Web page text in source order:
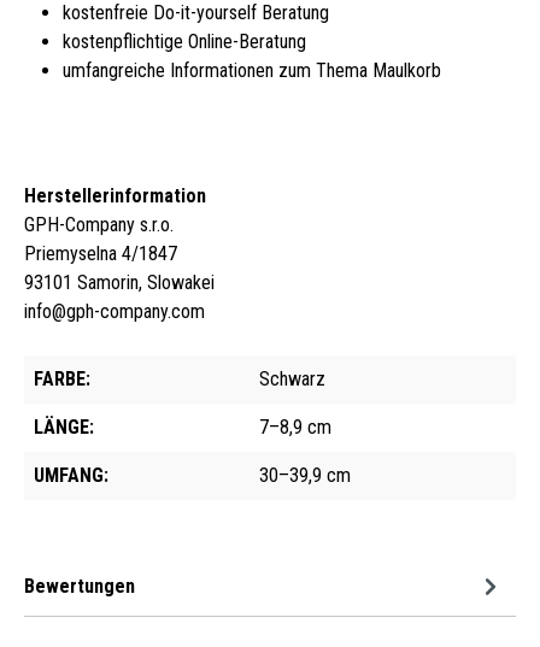
kostenfreie Do-it-yourself Beratung
kostenpflichtige Online-Beratung
umfangreiche Informationen zum Thema Maulkorb
Herstellerinformation
GPH-Company s.r.o.
Priemyselna 4/1847
93101 Samorin, Slowakei
info@gph-company.com
FARBE: Schwarz
LÄNGE: 7–8,9 cm
UMFANG: 30–39,9 cm
Bewertungen